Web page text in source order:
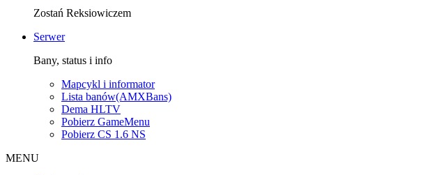
Zostań Reksiowiczem
Serwer
Bany, status i info
Mapcykl i informator
Lista banów(AMXBans)
Dema HLTV
Pobierz GameMenu
Pobierz CS 1.6 NS
MENU